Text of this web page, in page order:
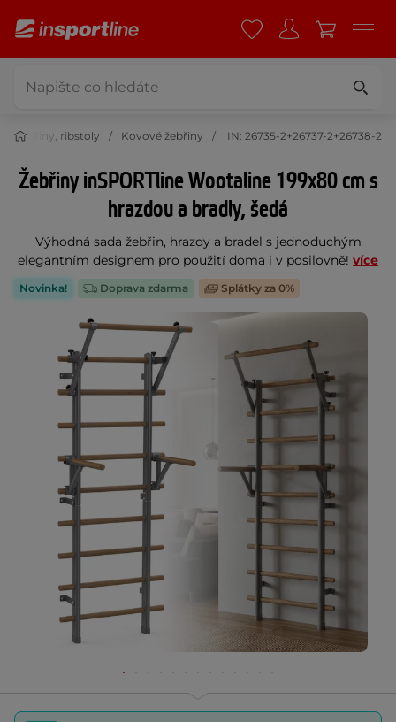
Žebřiny, ribstoly Kovové žebřiny IN: 26735-2+26737-2+26738-2
Žebřiny inSPORTline Wootaline 199x80 cm s
hrazdou a bradly, šedá
Výhodná sada žebřin, hrazdy a bradel s jednoduchým
elegantním designem pro použití doma i v posilovně! více
Novinka! Doprava zdarma Splátky za 0%